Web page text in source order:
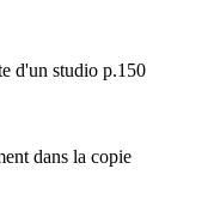
d'un studio p.150
dans la copie